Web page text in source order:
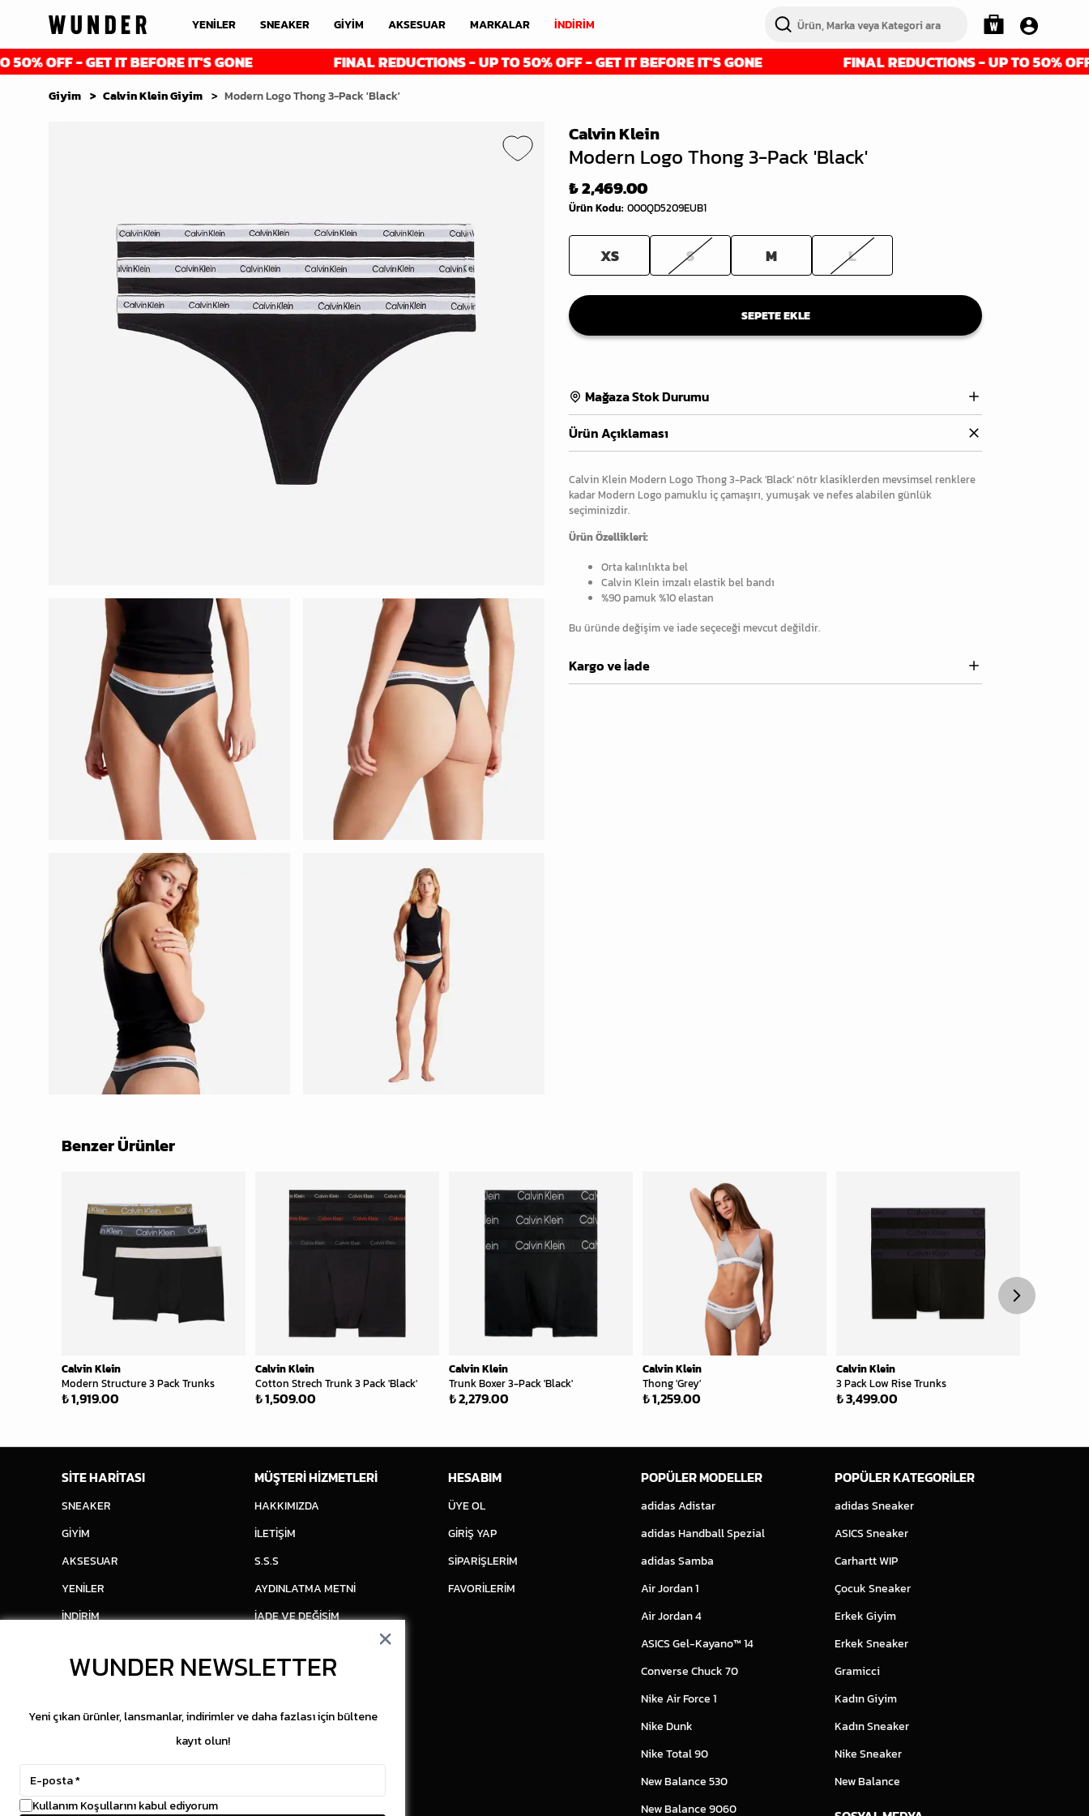
YENİLER SNEAKER GİYİM AKSESUAR MARKALAR İNDİRİM
- GET IT BEFORE IT'S GONE FINAL REDUCTIONS - UP TO 50% OFF - GET IT BEFORE IT'S GONE FINAL REDUCTIONS - UP TO 50% OFF -
Giyim Calvin Klein Giyim Modern Logo Thong 3-Pack 'Black'
Calvin Klein
Modern Logo Thong 3-Pack 'Black'
₺ 2,469.00
Ürün Kodu: 000QD5209EUB1
XS S M L
SEPETE EKLE
Mağaza Stok Durumu
Ürün Açıklaması
Calvin Klein Modern Logo Thong 3-Pack 'Black' nötr klasiklerden mevsimsel renklere
kadar Modern Logo pamuklu iç çamaşırı, yumuşak ve nefes alabilen günlük
seçiminizdir.
Ürün Özellikleri:
Orta kalınlıkta bel
Calvin Klein imzalı elastik bel bandı
%90 pamuk %10 elastan
Bu üründe değişim ve iade seçeceği mevcut değildir.
Kargo ve İade
Benzer Ürünler
Calvin Klein
Modern Structure 3 Pack Trunks
₺ 1,919.00
Calvin Klein
Cotton Strech Trunk 3 Pack 'Black'
₺ 1,509.00
Calvin Klein
Trunk Boxer 3-Pack 'Black'
₺ 2,279.00
Calvin Klein
Thong 'Grey'
₺ 1,259.00
Calvin Klein
3 Pack Low Rise Trunks
₺ 3,499.00
SİTE HARİTASI
SNEAKER
GİYİM
AKSESUAR
YENİLER
İNDİRİM
MÜŞTERİ HİZMETLERİ
HAKKIMIZDA
İLETİŞİM
S.S.S
AYDINLATMA METNİ
İADE VE DEĞİŞİM
HESABIM
ÜYE OL
GİRİŞ YAP
SİPARİŞLERİM
FAVORİLERİM
POPÜLER MODELLER
adidas Adistar
adidas Handball Spezial
adidas Samba
Air Jordan 1
Air Jordan 4
ASICS Gel-Kayano™ 14
Converse Chuck 70
Nike Air Force 1
Nike Dunk
Nike Total 90
New Balance 530
New Balance 9060
POPÜLER KATEGORİLER
adidas Sneaker
ASICS Sneaker
Carhartt WIP
Çocuk Sneaker
Erkek Giyim
Erkek Sneaker
Gramicci
Kadın Giyim
Kadın Sneaker
Nike Sneaker
New Balance
WUNDER NEWSLETTER
Yeni çıkan ürünler, lansmanlar, indirimler ve daha fazlası için bültene
kayıt olun!
Kullanım Koşullarını kabul ediyorum